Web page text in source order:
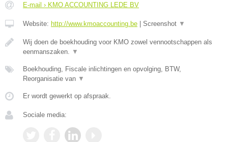
E-mail › KMO ACCOUNTING LEDE BV
Website: http://www.kmoaccounting.be Screenshot ▼
Wij doen de boekhouding voor KMO zowel vennootschappen als
eenmanszaken.
▼
Boekhouding, Fiscale inlichtingen en opvolging, BTW,
Reorganisatie van ▼
Er wordt gewerkt op afspraak.
Sociale media: